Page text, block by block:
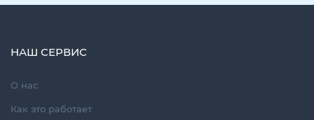
НАШ СЕРВИС
О нас
Как это работает